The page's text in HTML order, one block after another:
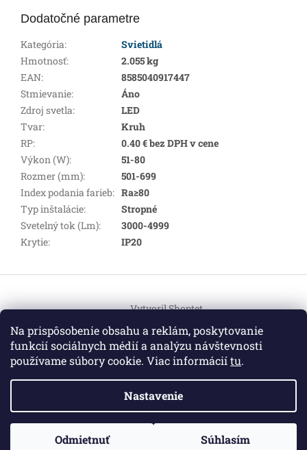
Na prispôsobenie obsahu a reklám, poskytovanie
funkcií sociálnych médií a analýzu návštevnosti
používame súbory cookie. Viac informáciítu.
Nastavenie
Odmietnuť Súhlasím
ZO ZDRAVOTNÝCH DÔVODOV BUDÚ VAŠE OBJEDNÁVKY
Dodatočné parametre
Kategória:
Svietidlá
Hmotnosť:
2.055 kg
EAN:
8585040917447
Stmievanie:
Áno
Zdroj svetla:
LED
Tvar:
Kruh
RP:
0.40 € bez DPH v cene
Výkon (W):
51-80
Rozmer (mm):
501-699
Index podania farieb: Ra≥80
Typ inštalácie:
Stropné
Svetelný tok (Lm):
3000-4999
Krytie: IP20
p
Vytvoril Shoptet
Copyright 2026HEMI Elektro. Všetky práva vyhradené.
Upraviť nastavenie cookies
Informácie pre vás
|Certifikáty| Kontakt|Obchodné